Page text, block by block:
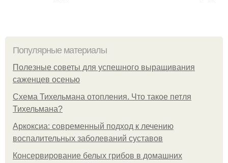
Популярные материалы
Полезные советы для успешного выращивания
саженцев осенью
Схема Тихельмана отопления. Что такое петля
Тихельмана?
Аркоксиа: современный подход к лечению
воспалительных заболеваний суставов
Консервирование белых грибов в домашних